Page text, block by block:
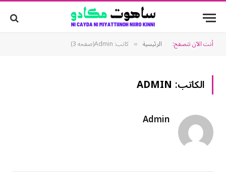
أنت الآن تتصفح: الرئيسية » كاتب: Admin(صفحه 3)
الكاتب: ADMIN
Admin